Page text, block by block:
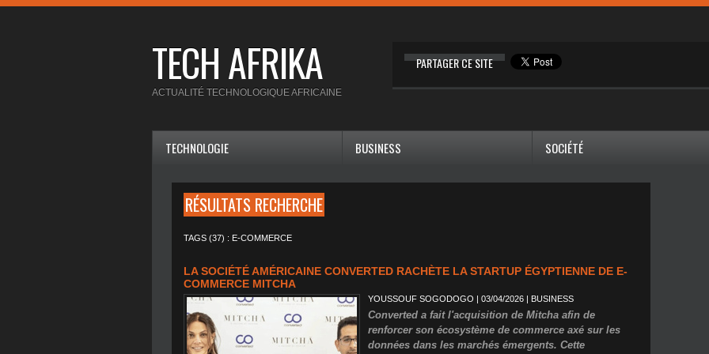
TECH AFRIKA PARTAGER CE SITE
ACTUALITÉ TECHNOLOGIQUE AFRICAINE
TECHNOLOGIE BUSINESS SOCIÉTÉ
RÉSULTATS RECHERCHE
TAGS (37) : E-COMMERCE
LA SOCIÉTÉ AMÉRICAINE CONVERTED RACHÈTE LA STARTUP ÉGYPTIENNE DE E-
COMMERCE MITCHA
YOUSSOUF SOGODOGO | 03/04/2026 | BUSINESS
Converted a fait l'acquisition de Mitcha afin de
renforcer son écosystème de commerce axé sur les
données dans les marchés émergents. Cette